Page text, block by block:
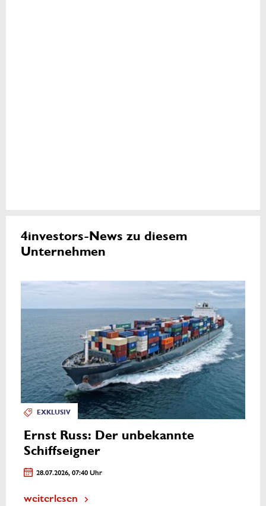
4investors-News zu diesem
Unternehmen
EXKLUSIV
Ernst Russ: Der unbekannte
Schiffseigner
28.07.2026, 07:40 Uhr
weiterlesen